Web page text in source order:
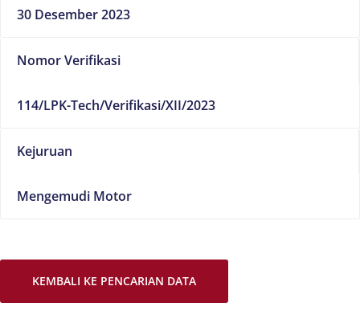
30 Desember 2023
Nomor Verifikasi
114/LPK-Tech/Verifikasi/XII/2023
Kejuruan
Mengemudi Motor
KEMBALI KE PENCARIAN DATA